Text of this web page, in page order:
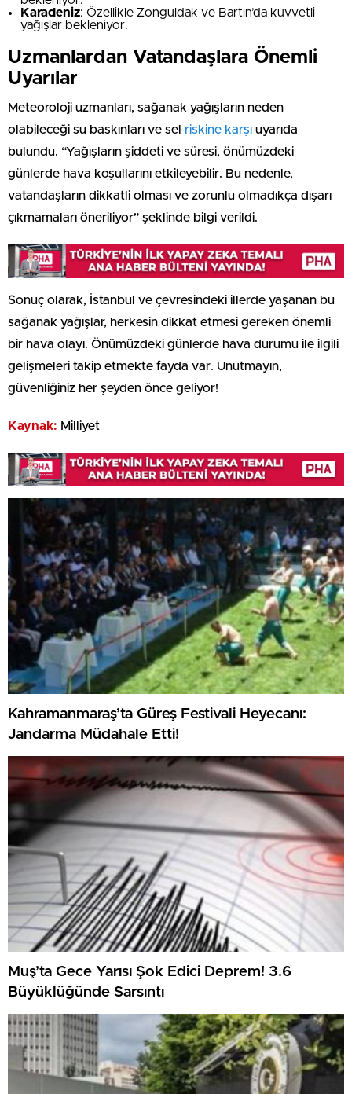
Karadeniz: Özellikle Zonguldak ve Bartın’da kuvvetli
yağışlar bekleniyor.
Uzmanlardan Vatandaşlara Önemli
Uyarılar
Meteoroloji uzmanları, sağanak yağışların neden
olabileceği su baskınları ve sel riskine karşı uyarıda
bulundu. “Yağışların şiddeti ve süresi, önümüzdeki
günlerde hava koşullarını etkileyebilir. Bu nedenle,
vatandaşların dikkatli olması ve zorunlu olmadıkça dışarı
çıkmamaları öneriliyor” şeklinde bilgi verildi.
Sonuç olarak, İstanbul ve çevresindeki illerde yaşanan bu
sağanak yağışlar, herkesin dikkat etmesi gereken önemli
bir hava olayı. Önümüzdeki günlerde hava durumu ile ilgili
gelişmeleri takip etmekte fayda var. Unutmayın,
güvenliğiniz her şeyden önce geliyor!
Kaynak: Milliyet
Kahramanmaraş’ta Güreş Festivali Heyecanı:
Jandarma Müdahale Etti!
Muş’ta Gece Yarısı Şok Edici Deprem! 3.6
Büyüklüğünde Sarsıntı